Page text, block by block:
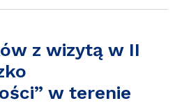
z wizytą w II
w terenie